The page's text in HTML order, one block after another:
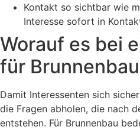
Kontakt so sichtbar wie
Interesse sofort in
Worauf es bei
für
Damit Interessenten sich
die Fragen abholen, die nach
entstehen. Für Brunnenbau